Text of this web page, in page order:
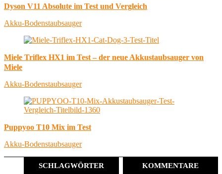
Dyson V11 Absolute im Test und Vergleich
Akku-Bodenstaubsauger
Miele Triflex HX1 im Test – der neue Akkustaubsauger von
Miele
Akku-Bodenstaubsauger
Puppyoo T10 Mix im Test
Akku-Bodenstaubsauger
SCHLAGWÖRTER KOMMENTARE